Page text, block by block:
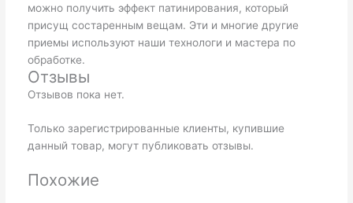
можно получить эффект патинирования, который
присущ состаренным вещам. Эти и многие другие
приемы используют наши технологи и мастера по
обработке.
Отзывы
Отзывов пока нет.
Только зарегистрированные клиенты, купившие
данный товар, могут публиковать отзывы.
Похожие